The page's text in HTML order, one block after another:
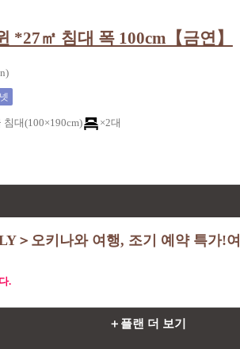
*27㎡ 침대 폭 100cm【금연】
침대(100×190cm) ×2대
＞오키나와 여행, 조기 예약 특가!
.
＋플랜 더 보기